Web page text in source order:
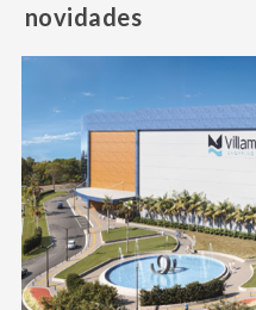
novidades